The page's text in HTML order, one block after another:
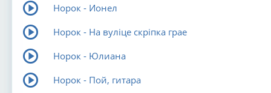
Норок - Ионел
Норок - На вулiце скрiпка грае
Норок - Юлиана
Норок - Пой, гитара